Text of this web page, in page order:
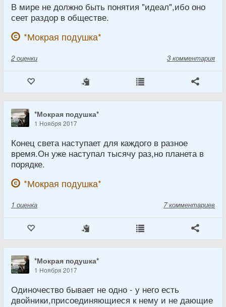
В мире не должно быть понятия "идеал",ибо оно
сеет раздор в обществе.
*Мокрая подушка*
2 оценки 3 комментария
*Мокрая подушка*
1 Ноября 2017
Конец света наступает для каждого в разное
время.Он уже наступал тысячу раз,но планета в
порядке.
*Мокрая подушка*
1 оценка 7 комментариев
*Мокрая подушка*
1 Ноября 2017
Одиночество бывает не одно - у него есть
двойники,присоединяющиеся к нему и не дающие